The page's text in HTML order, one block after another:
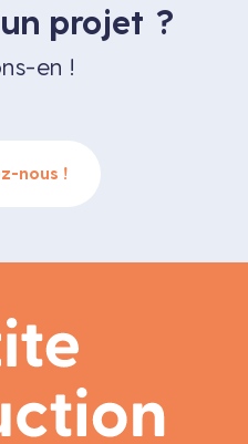
projet ?
en !
nous !